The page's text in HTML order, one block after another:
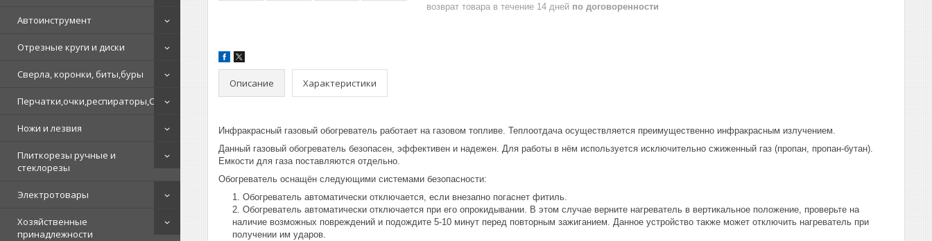
Автоинструмент
Отрезные круги и диски
Сверла, коронки, биты,буры
Перчатки,очки,респираторы,СИЗ
Ножи и лезвия
Плиткорезы ручные и
стеклорезы
Электротовары
Хозяйственные
принадлежности
возврат товара в течение 14 дней по договоренности
Описание Характеристики
Инфракрасный газовый обогреватель работает на газовом топливе. Теплоотдача осуществляется преимущественно инфракрасным излучением.
Данный газовый обогреватель безопасен, эффективен и надежен. Для работы в нём используется исключительно сжиженный газ (пропан, пропан-бутан).
Емкости для газа поставляются отдельно.
Обогреватель оснащён следующими системами безопасности:
Обогреватель автоматически отключается, если внезапно погаснет фитиль.
Обогреватель автоматически отключается при его опрокидывании. В этом случае верните нагреватель в вертикальное положение, проверьте на
наличие возможных повреждений и подождите 5-10 минут перед повторным зажиганием. Данное устройство также может отключить нагреватель при
получении им ударов.